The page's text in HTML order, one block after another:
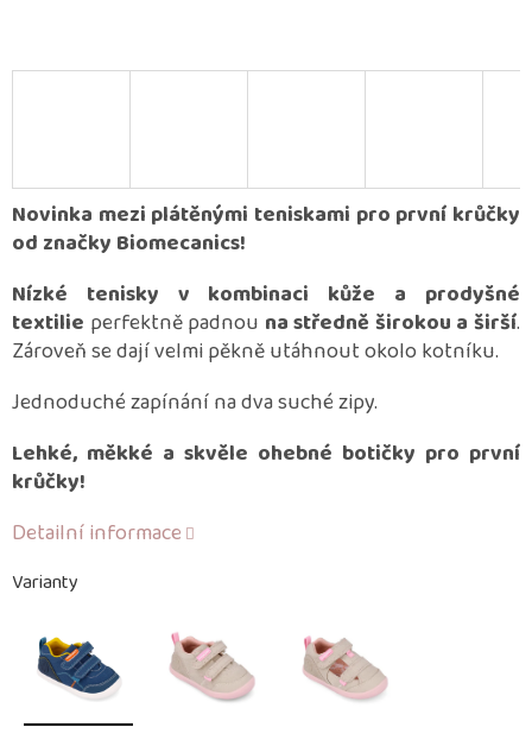
Varianty
Novinka mezi plátěnými teniskami pro první krůčky
od značky Biomecanics!
Nízké tenisky v kombinaci kůže a prodyšné
textilie perfektně padnou na středně širokou a širší.
Zároveň se dají velmi pěkně utáhnout okolo kotníku.
Jednoduché zapínání na dva suché zipy.
Lehké, měkké a skvěle ohebné botičky pro první
krůčky!
Detailní informace